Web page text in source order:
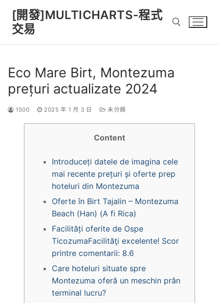
content
[開發]MULTICHARTS-程式
交易
Eco Mare Birt, Montezuma
prețuri actualizate 2024
1500 2025 年 1 月 3 日 未分類
Content
Introduceți datele de imagina cele
mai recente prețuri și oferte prep
hoteluri din Montezuma
Oferte în Birt Tajalin – Montezuma
Beach (Han) (A fi Rica)
Facilități oferite de Ospe
TicozumaFacilităţi excelente! Scor
printre comentarii: 8.6
Care hoteluri situate spre
Montezuma oferă un meschin prân
terminal lucru?